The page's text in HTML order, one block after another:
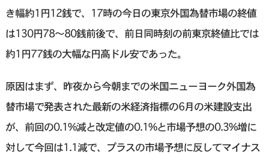
き幅約1円12銭で、17時の今日の東京外国為替市場の終値
は130円78〜80銭前後で、前日同時刻の前東京終値比では
約1円77銭の大幅な円高ドル安であった。
原因はまず、昨夜から今朝までの米国ニューヨーク外国為
替市場で発表された最新の米経済指標の6月の米建設支出
が、前回の0.1%減と改定値の0.1%と市場予想の0.3%増に
対して今回は1.1減で、プラスの市場予想に反してマイナス